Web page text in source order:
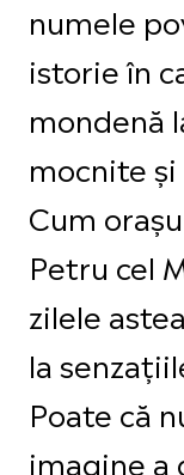
numele
istorie în
mondenă
mocnite
Cum
Petru cel
zilele
la
Poate că
imagine